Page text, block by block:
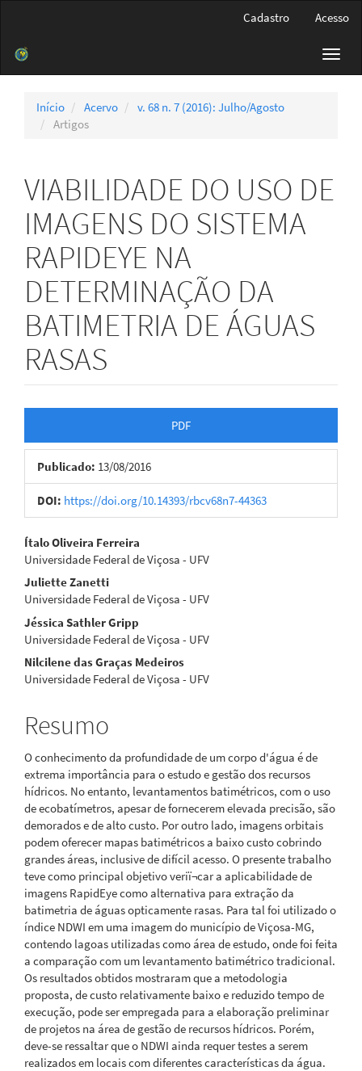
Barra
Cadastro Acesso
Início Acervo
v. 68 n. 7 (2016): Julho/Agosto
Artigos
VIABILIDADE DO USO DE
IMAGENS DO SISTEMA
RAPIDEYE NA
DETERMINAÇÃO DA
BATIMETRIA DE ÁGUAS
RASAS
lateral
de
artigos
PDF
Publicado: 13/08/2016
DOI: https://doi.org/10.14393/rbcv68n7-44363
Conteúdo
do
artigo
principal
Ítalo Oliveira Ferreira
Universidade Federal de Viçosa - UFV
Juliette Zanetti
Universidade Federal de Viçosa - UFV
Jéssica Sathler Gripp
Universidade Federal de Viçosa - UFV
Nilcilene das Graças Medeiros
Universidade Federal de Viçosa - UFV
Resumo
O conhecimento da profundidade de um corpo d'água é de
extrema importância para o estudo e gestão dos recursos
hídricos. No entanto, levantamentos batimétricos, com o uso
de ecobatímetros, apesar de fornecerem elevada precisão, são
demorados e de alto custo. Por outro lado, imagens orbitais
podem oferecer mapas batimétricos a baixo custo cobrindo
grandes áreas, inclusive de difícil acesso. O presente trabalho
teve como principal objetivo veriï¬car a aplicabilidade de
imagens RapidEye como alternativa para extração da
batimetria de águas opticamente rasas. Para tal foi utilizado o
índice NDWI em uma imagem do município de Viçosa-MG,
contendo lagoas utilizadas como área de estudo, onde foi feita
a comparação com um levantamento batimétrico tradicional.
Os resultados obtidos mostraram que a metodologia
proposta, de custo relativamente baixo e reduzido tempo de
execução, pode ser empregada para a elaboração preliminar
de projetos na área de gestão de recursos hídricos. Porém,
deve-se ressaltar que o NDWI ainda requer testes a serem
realizados em locais com diferentes características da água.